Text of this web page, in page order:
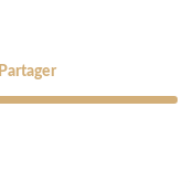
Partager